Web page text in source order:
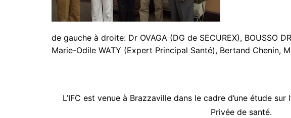
de gauche à droite: Dr OVAGA (DG de SECUREX), BOUSSO
Marie-Odile WATY (Expert Principal Santé), Bertand Chenin,
L’IFC est venue à Brazzaville dans le cadre d’une étude sur
Privée de santé.